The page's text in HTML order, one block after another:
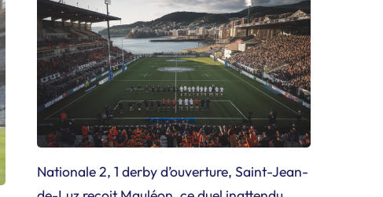
Nationale 2, 1 derby d’ouverture, Saint-Jean-